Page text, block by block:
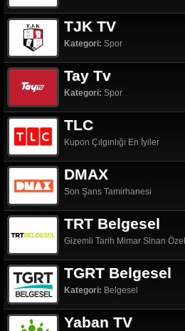
TJK TV
Kategori: Spor
Tay Tv
Kategori: Spor
TLC
Kupon Çılgınlığı En İyiler
DMAX
Son Şans Tamirhanesi
TRT Belgesel
Gizemli Tarih Mimar Sinan Özel
TGRT Belgesel
Kategori: Belgesel
Yaban TV